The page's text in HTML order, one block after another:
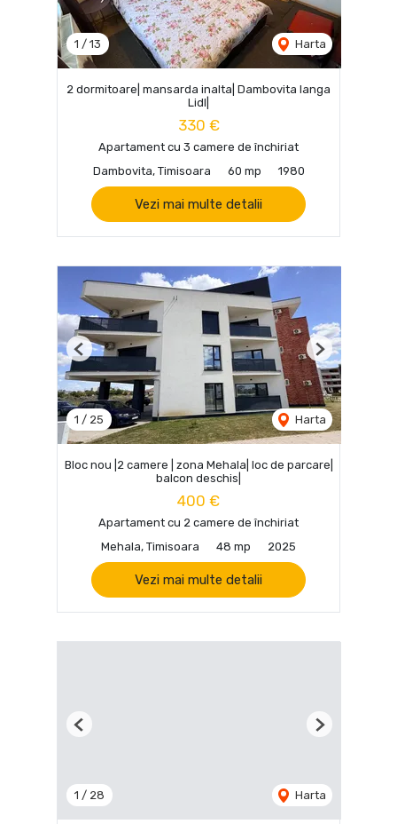
1 / 13 Harta
2 dormitoare| mansarda inalta| Dambovita langa
Lidl|
330 €
Apartament cu 3 camere de închiriat
Dambovita, Timisoara
60 mp 1980
Vezi mai multe detalii
1 / 25 Harta
Previous Next
Bloc nou |2 camere | zona Mehala| loc de parcare|
balcon deschis|
400 €
Apartament cu 2 camere de închiriat
Mehala, Timisoara
48 mp 2025
Vezi mai multe detalii
1 / 28 Harta
Previous Next